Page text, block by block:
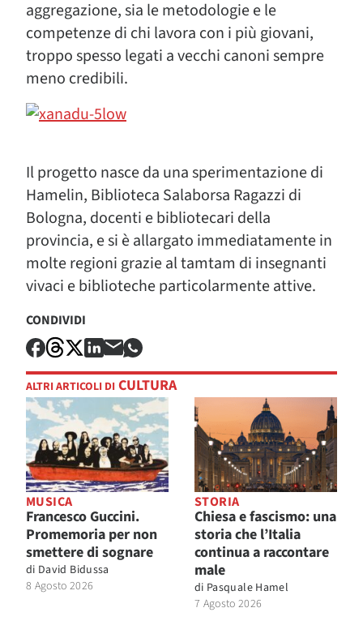
aggregazione, sia le metodologie e le
competenze di chi lavora con i più giovani,
troppo spesso legati a vecchi canoni sempre
meno credibili.
Il progetto nasce da una sperimentazione di
Hamelin, Biblioteca Salaborsa Ragazzi di
Bologna, docenti e bibliotecari della
provincia, e si è allargato immediatamente in
molte regioni grazie al tamtam di insegnanti
vivaci e biblioteche particolarmente attive.
CONDIVIDI
ALTRI ARTICOLI DI CULTURA
MUSICA
Francesco Guccini.
Promemoria per non
smettere di sognare
di David Bidussa
8 Agosto 2026
STORIA
Chiesa e fascismo: una
storia che l’Italia
continua a raccontare
male
di Pasquale Hamel
7 Agosto 2026